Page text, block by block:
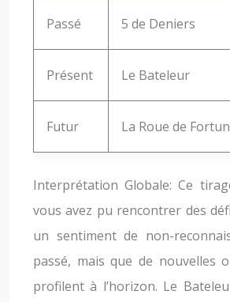
Passé 5 de Deniers
Présent Le Bateleur
Futur La Roue de
Interprétation Globale: Ce
vous avez pu rencontrer des
un sentiment de non-
passé, mais que de nouvelles
profilent à l’horizon. Le